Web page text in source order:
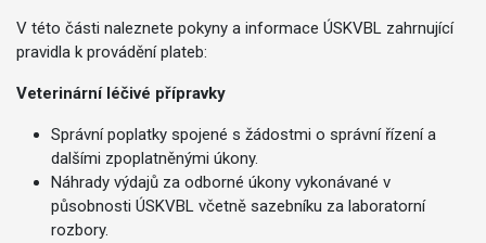
V této části naleznete pokyny a informace ÚSKVBL zahrnující
pravidla k provádění plateb:
Veterinární léčivé přípravky
Správní poplatky spojené s žádostmi o správní řízení a
dalšími zpoplatněnými úkony.
Náhrady výdajů za odborné úkony vykonávané v
působnosti ÚSKVBL včetně sazebníku za laboratorní
rozbory.